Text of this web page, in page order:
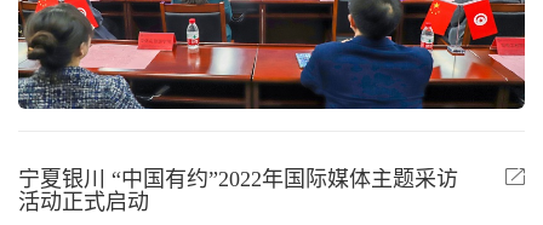
宁夏银川 “中国有约”2022年国际媒体主题采访
活动正式启动